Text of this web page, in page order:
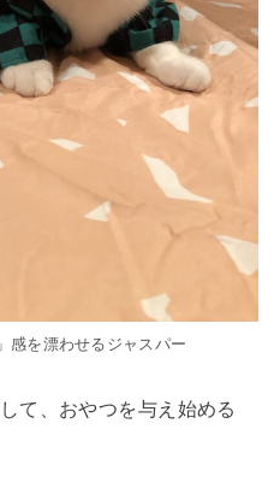
感を漂わせるジャスパー
て、おやつを与え始める